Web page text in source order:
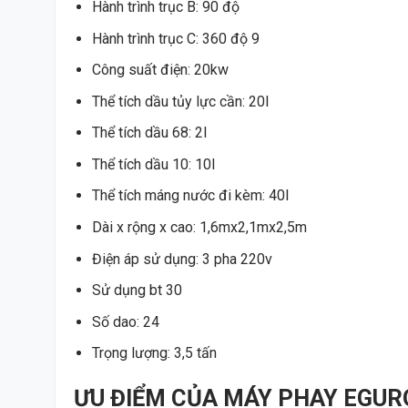
Hành trình trục B: 90 độ
Hành trình trục C: 360 độ 9
Công suất điện: 20kw
Thể tích dầu tủy lực cần: 20l
Thể tích dầu 68: 2l
Thể tích dầu 10: 10l
Thể tích máng nước đi kèm: 40l
Dài x rộng x cao: 1,6mx2,1mx2,5m
Điện áp sử dụng: 3 pha 220v
Sử dụng bt 30
Số dao: 24
Trọng lượng: 3,5 tấn
ƯU ĐIỂM CỦA MÁY PHAY